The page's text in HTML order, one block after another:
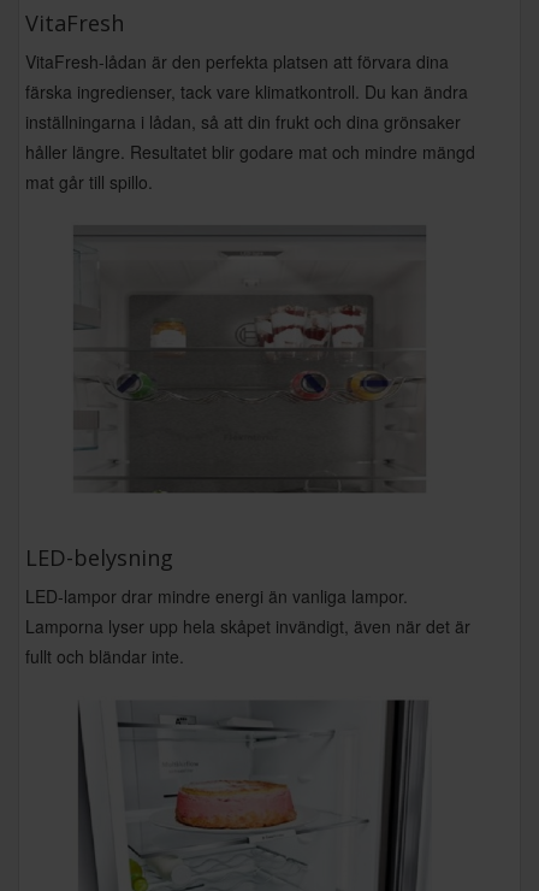
VitaFresh
VitaFresh-lådan är den perfekta platsen att förvara dina
färska ingredienser, tack vare klimatkontroll. Du kan ändra
inställningarna i lådan, så att din frukt och dina grönsaker
håller längre. Resultatet blir godare mat och mindre mängd
mat går till spillo.
LED-belysning
LED-lampor drar mindre energi än vanliga lampor.
Lamporna lyser upp hela skåpet invändigt, även när det är
fullt och bländar inte.